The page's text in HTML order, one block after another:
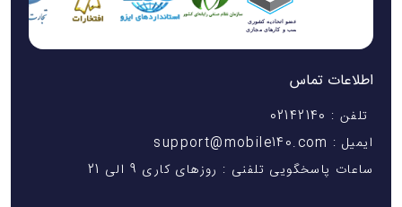
اطلاعات تماس
تلفن : 02142140
ایمیل : support@mobile140.com
ساعات پاسخگویی تلفنی : روزهای کاری 9 الی 21